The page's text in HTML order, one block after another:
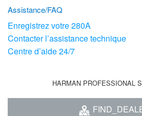
Assistance/FAQ
Enregistrez votre 280A
Contacter l’assistance technique
Centre d’aide 24/7
HARMAN PROFESSIONAL